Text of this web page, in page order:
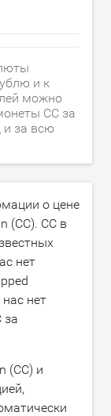
и к
можно
CC за
и за всю
о цене
(CC). CC в
нет
нет
за
(CC) и